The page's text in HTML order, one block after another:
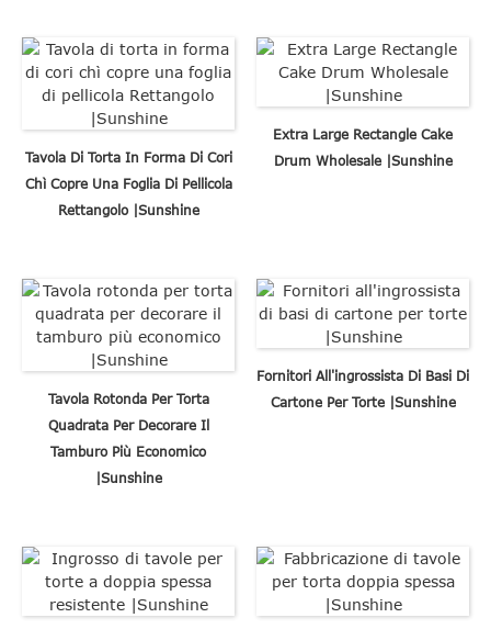
Tavola Di Torta In Forma Di Cori
Chì Copre Una Foglia Di Pellicola
Rettangolo |Sunshine
Extra Large Rectangle Cake
Drum Wholesale |Sunshine
Tavola Rotonda Per Torta
Quadrata Per Decorare Il
Tamburo Più Economico
|Sunshine
Fornitori All'ingrossista Di Basi Di
Cartone Per Torte |Sunshine